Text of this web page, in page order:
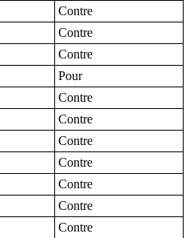
Contre
Contre
Contre
Pour
Contre
Contre
Contre
Contre
Contre
Contre
Contre